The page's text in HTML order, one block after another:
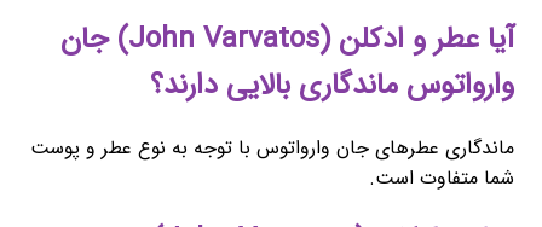
آیا عطر و ادکلن (John Varvatos) جان
وارواتوس ماندگاری بالایی دارند؟
ماندگاری عطرهای جان وارواتوس با توجه به نوع عطر و پوست
شما متفاوت است.